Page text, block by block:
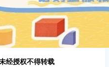
经授权不得转载